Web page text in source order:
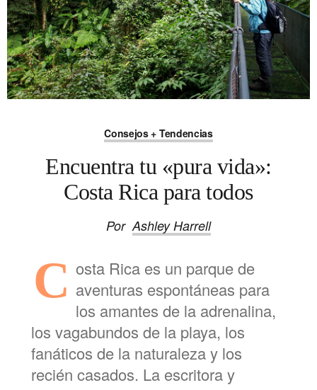
Consejos + Tendencias
Encuentra tu «pura vida»:
Costa Rica para todos
Por Ashley Harrell
C osta Rica es un parque de
aventuras espontáneas para
los amantes de la adrenalina,
los vagabundos de la playa, los
fanáticos de la naturaleza y los
recién casados. La escritora y